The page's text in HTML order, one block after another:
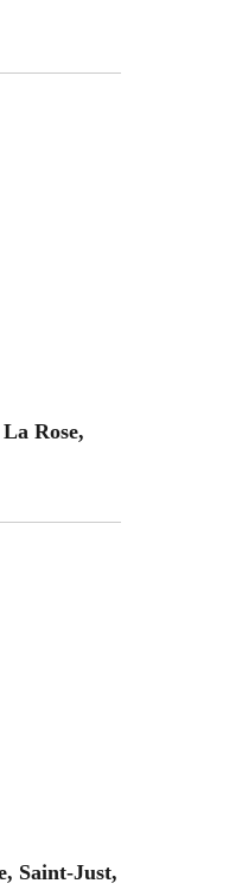
Rose,
Saint-Just,